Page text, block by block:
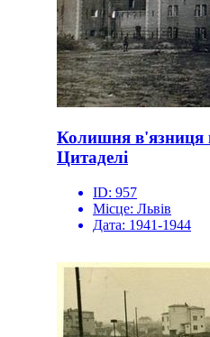
Колишня в'язниця
Цитаделі
ID: 957
Місце: Львів
Дата: 1941-1944